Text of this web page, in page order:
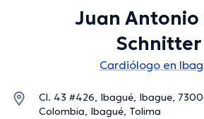
Juan Antonio
Schnitter
Cardiólogo en
Cl. 43 #426, Ibagué, Ibague,
Colombia, Ibagué, Tolima